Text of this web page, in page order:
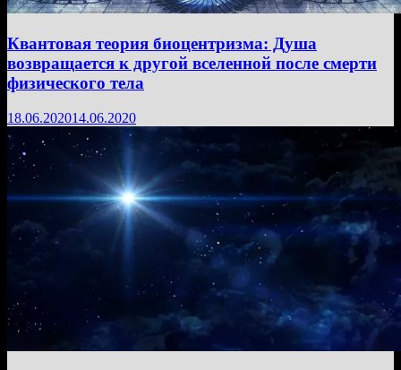
Квантовая теория биоцентризма: Душа
возвращается к другой вселенной после смерти
физического тела
18.06.202014.06.2020